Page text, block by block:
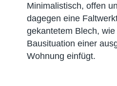
Minimalistisch, offen
dagegen eine
gekantetem Blech,
Bausituation einer
Wohnung einfügt.